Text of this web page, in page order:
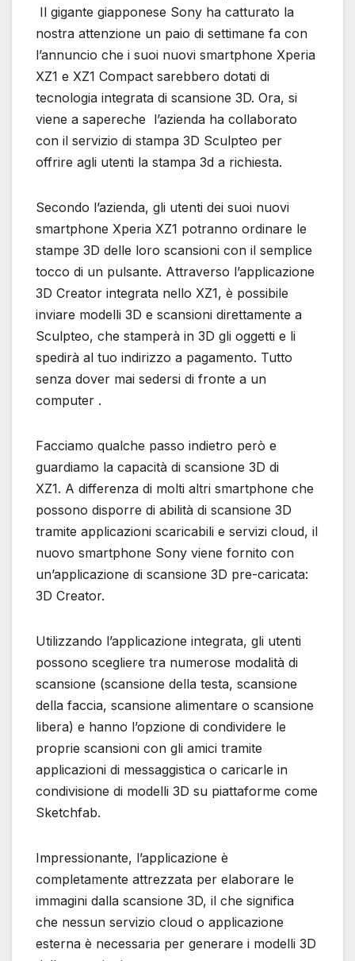
Il gigante giapponese Sony ha catturato la
nostra attenzione un paio di settimane fa con
l’annuncio che i suoi nuovi smartphone Xperia
XZ1 e XZ1 Compact sarebbero dotati di
tecnologia integrata di scansione 3D. Ora, si
viene a sapereche l’azienda ha collaborato
con il servizio di stampa 3D Sculpteo per
offrire agli utenti la stampa 3d a richiesta.
Secondo l’azienda, gli utenti dei suoi nuovi
smartphone Xperia XZ1 potranno ordinare le
stampe 3D delle loro scansioni con il semplice
tocco di un pulsante. Attraverso l’applicazione
3D Creator integrata nello XZ1, è possibile
inviare modelli 3D e scansioni direttamente a
Sculpteo, che stamperà in 3D gli oggetti e li
spedirà al tuo indirizzo a pagamento. Tutto
senza dover mai sedersi di fronte a un
computer .
Facciamo qualche passo indietro però e
guardiamo la capacità di scansione 3D di
XZ1. A differenza di molti altri smartphone che
possono disporre di abilità di scansione 3D
tramite applicazioni scaricabili e servizi cloud, il
nuovo smartphone Sony viene fornito con
un’applicazione di scansione 3D pre-caricata:
3D Creator.
Utilizzando l’applicazione integrata, gli utenti
possono scegliere tra numerose modalità di
scansione (scansione della testa, scansione
della faccia, scansione alimentare o scansione
libera) e hanno l’opzione di condividere le
proprie scansioni con gli amici tramite
applicazioni di messaggistica o caricarle in
condivisione di modelli 3D su piattaforme come
Sketchfab.
Impressionante, l’applicazione è
completamente attrezzata per elaborare le
immagini dalla scansione 3D, il che significa
che nessun servizio cloud o applicazione
esterna è necessaria per generare i modelli 3D